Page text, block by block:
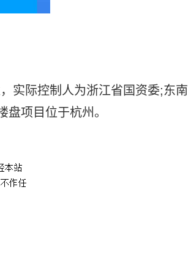
实际控制人为浙江省国资委;东南
项目位于杭州。